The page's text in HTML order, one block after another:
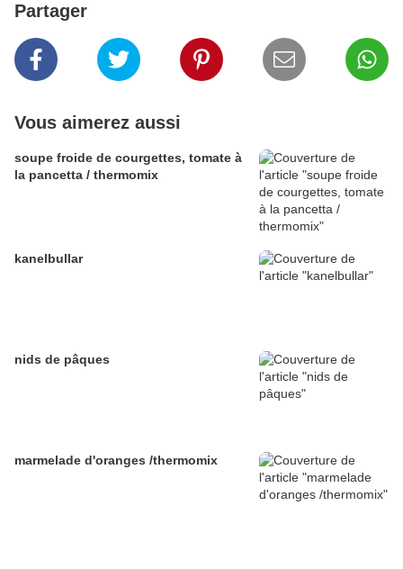
Partager
Vous aimerez aussi
soupe froide de courgettes, tomate à
la pancetta / thermomix
kanelbullar
nids de pâques
marmelade d'oranges /thermomix